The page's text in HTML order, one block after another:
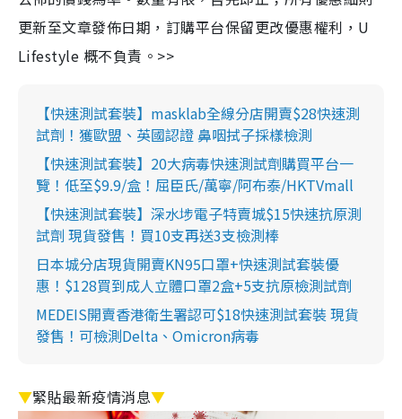
更新至文章發佈日期，訂購平台保留更改優惠權利，U
Lifestyle 概不負責。>>
【快速測試套裝】masklab全線分店開賣$28快速測
試劑！獲歐盟、英國認證 鼻咽拭子採樣檢測
【快速測試套裝】20大病毒快速測試劑購買平台一
覽！低至$9.9/盒！屈臣氏/萬寧/阿布泰/HKTVmall
【快速測試套裝】深水埗電子特賣城$15快速抗原測
試劑 現貨發售！買10支再送3支檢測棒
日本城分店現貨開賣KN95口罩+快速測試套裝優
惠！$128買到成人立體口罩2盒+5支抗原檢測試劑
MEDEIS開賣香港衛生署認可$18快速測試套裝 現貨
發售！可檢測Delta、Omicron病毒
▼緊貼最新疫情消息▼